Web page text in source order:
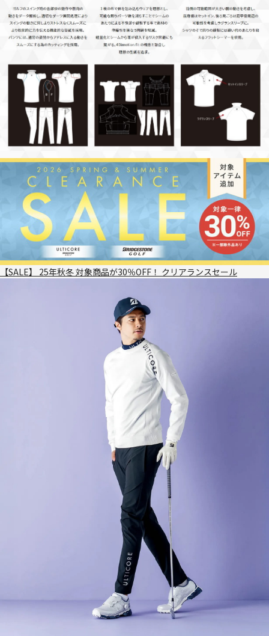
【SALE】 25年秋冬 対象商品が30％OFF！ クリアランスセール